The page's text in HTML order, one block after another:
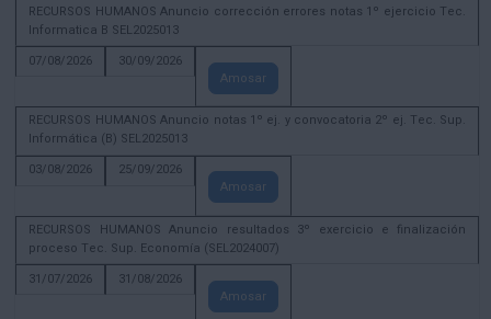
RECURSOS HUMANOS Anuncio corrección errores notas 1º ejercicio Tec.
Informatica B SEL2025013
07/08/2026
30/09/2026
Amosar
RECURSOS HUMANOS Anuncio notas 1º ej. y convocatoria 2º ej. Tec. Sup.
Informática (B) SEL2025013
03/08/2026
25/09/2026
Amosar
RECURSOS HUMANOS Anuncio resultados 3º exercicio e finalización
proceso Tec. Sup. Economía (SEL2024007)
31/07/2026
31/08/2026
Amosar